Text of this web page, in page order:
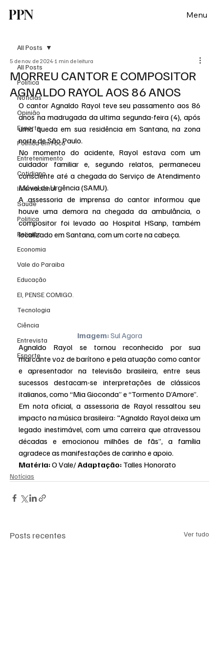
PPN Menu
All Posts
Política
Notícias
Opinião
Esporte
Politica em Foco
Entretenimento
Cotidiano
Internacional
Saúde
Politica
Religião
Economia
Vale do Paraiba
Educação
EI, PENSE COMIGO.
Tecnologia
Ciência
Entrevista
Esporte
All Posts
MORREU CANTOR E COMPOSITOR
AGNALDO RAYOL AOS 86 ANOS
5 de nov. de 2024 1 min de leitura
O cantor Agnaldo Rayol teve seu passamento aos 86
anos na madrugada da ultima segunda-feira (4), após
uma queda em sua residência em Santana, na zona
norte de São Paulo.
No momento do acidente, Rayol estava com um
cuidador familiar e, segundo relatos, permaneceu
consciente até a chegada do Serviço de Atendimento
Móvel de Urgência (SAMU).
A assessoria de imprensa do cantor informou que
houve uma demora na chegada da ambulância, o
compositor foi levado ao Hospital HSanp, também
localizado em Santana, com um corte na cabeça.
Imagem: Sul Agora
Agnaldo Rayol se tornou reconhecido por sua
marcante voz de barítono e pela atuação como cantor
e apresentador na televisão brasileira, entre seus
sucessos destacam-se interpretações de clássicos
italianos, como “Mia Gioconda” e “Tormento D’Amore”.
Em nota oficial, a assessoria de Rayol ressaltou seu
impacto na música brasileira: "Agnaldo Rayol deixa um
legado inestimável, com uma carreira que atravessou
décadas e emocionou milhões de fãs”, a família
agradece as manifestações de carinho e apoio.
Matéria: O Vale/ Adaptação: Talles Honorato
Notícias
Posts recentes Ver tudo